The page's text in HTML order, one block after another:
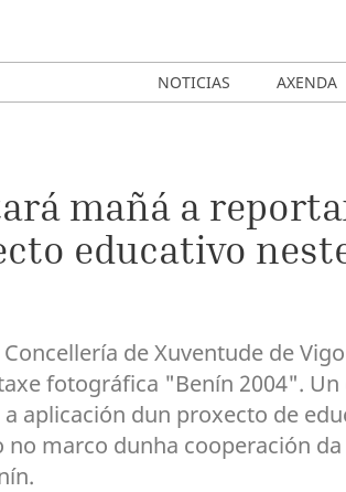
NOTICIAS AXENDA
mañá a
educativo
de Xuventude de
fotográfica "Benín 2004". Un
aplicación dun proxecto de
marco dunha cooperación da